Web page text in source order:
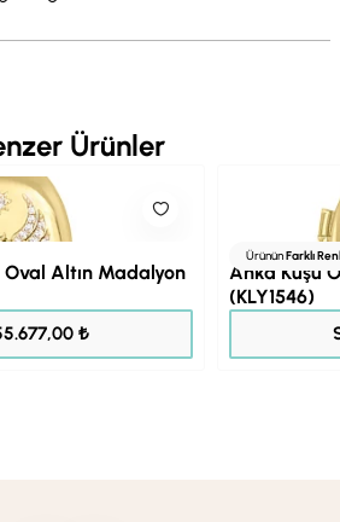
Ürünler
Altın Madalyon
₺
ÜrününFarklı
Anka Kuşu
(KLY1546)